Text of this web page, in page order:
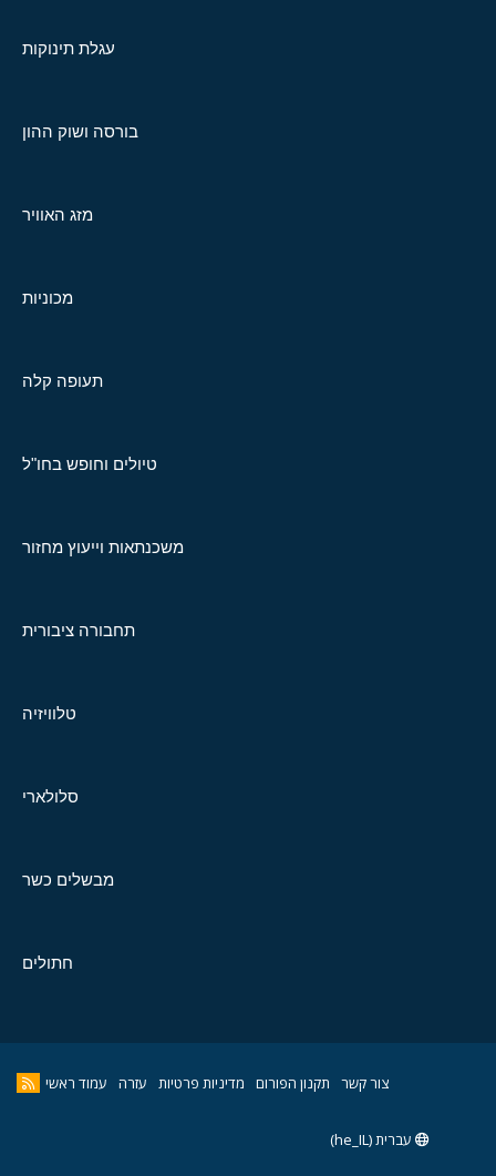
עגלת תינוקות
בורסה ושוק ההון
מזג האוויר
מכוניות
תעופה קלה
טיולים וחופש בחו"ל
משכנתאות וייעוץ מחזור
תחבורה ציבורית
טלוויזיה
סלולארי
מבשלים כשר
חתולים
צור קשר תקנון הפורום מדיניות פרטיות עזרה עמוד ראשי
עברית (he_IL)